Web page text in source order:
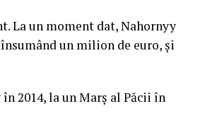
La un moment dat, Nahornyy
un milion de euro, şi
2014, la un Marş al Păcii în